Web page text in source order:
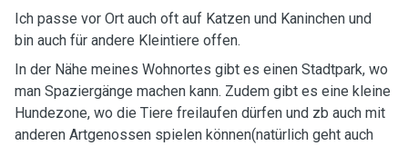
Ich passe vor Ort auch oft auf Katzen und Kaninchen und
bin auch für andere Kleintiere offen.
In der Nähe meines Wohnortes gibt es einen Stadtpark, wo
man Spaziergänge machen kann. Zudem gibt es eine kleine
Hundezone, wo die Tiere freilaufen dürfen und zb auch mit
anderen Artgenossen spielen können(natürlich geht auch